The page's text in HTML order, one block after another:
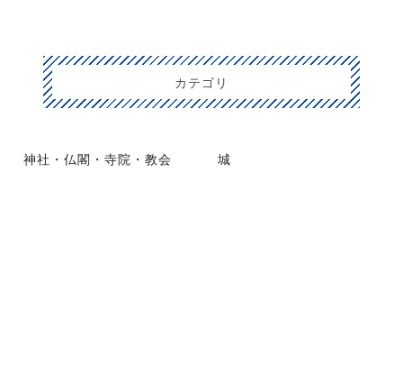
カテゴリ
神社・仏閣・寺院・教会 城